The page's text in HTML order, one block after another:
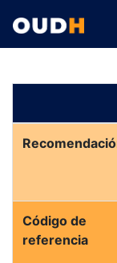
Código de
referencia